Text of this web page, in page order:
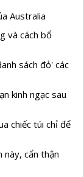
Australia
và cách bổ
sách đỏ' các
kinh ngạc sau
chiếc túi chỉ để
này, cẩn thận